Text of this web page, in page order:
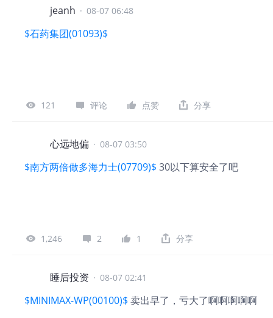
jeanh · 08-07 06:48
$石药集团(01093)$
121 评论 点赞 分享
心远地偏 · 08-07 03:50
$南方两倍做多海力士(07709)$ 30以下算安全了吧
1,246 2 1 分享
睡后投资 · 08-07 02:41
$MINIMAX-WP(00100)$ 卖出早了，亏大了啊啊啊啊啊